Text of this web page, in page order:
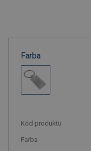
Farba
Kód produktu
Farba